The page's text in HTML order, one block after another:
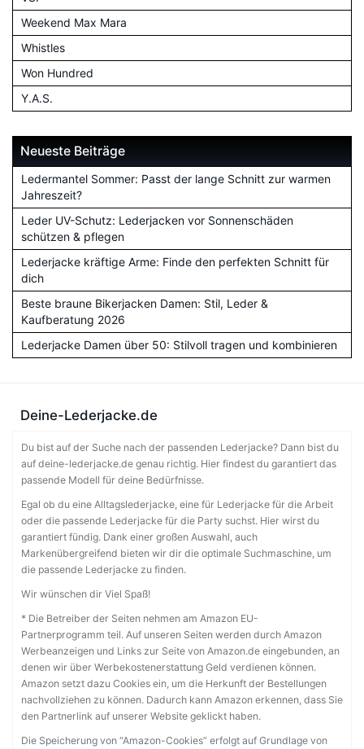
Weekend Max Mara
Whistles
Won Hundred
Y.A.S.
Neueste Beiträge
Ledermantel Sommer: Passt der lange Schnitt zur warmen
Jahreszeit?
Leder UV-Schutz: Lederjacken vor Sonnenschäden
schützen & pflegen
Lederjacke kräftige Arme: Finde den perfekten Schnitt für
dich
Beste braune Bikerjacken Damen: Stil, Leder &
Kaufberatung 2026
Lederjacke Damen über 50: Stilvoll tragen und kombinieren
Deine-Lederjacke.de
Du bist auf der Suche nach der passenden Lederjacke? Dann bist du
auf deine-lederjacke.de genau richtig. Hier findest du garantiert das
passende Modell für deine Bedürfnisse.
Egal ob du eine Alltagslederjacke, eine für Lederjacke für die Arbeit
oder die passende Lederjacke für die Party suchst. Hier wirst du
garantiert fündig. Dank einer großen Auswahl, auch
Markenübergreifend bieten wir dir die optimale Suchmaschine, um
die passende Lederjacke zu finden.
Wir wünschen dir Viel Spaß!
* Die Betreiber der Seiten nehmen am Amazon EU-
Partnerprogramm teil. Auf unseren Seiten werden durch Amazon
Werbeanzeigen und Links zur Seite von Amazon.de eingebunden, an
denen wir über Werbekostenerstattung Geld verdienen können.
Amazon setzt dazu Cookies ein, um die Herkunft der Bestellungen
nachvollziehen zu können. Dadurch kann Amazon erkennen, dass Sie
den Partnerlink auf unserer Website geklickt haben.
Die Speicherung von “Amazon-Cookies” erfolgt auf Grundlage von